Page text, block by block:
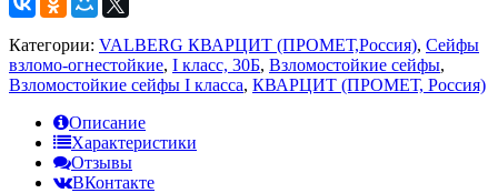
Категории: VALBERG КВАРЦИТ (ПРОМЕТ,Россия), Сейфы
взломо-огнестойкие, I класс, 30Б, Взломостойкие сейфы,
Взломостойкие сейфы I класса, КВАРЦИТ (ПРОМЕТ, Россия)
Описание
Характеристики
Отзывы
ВКонтакте